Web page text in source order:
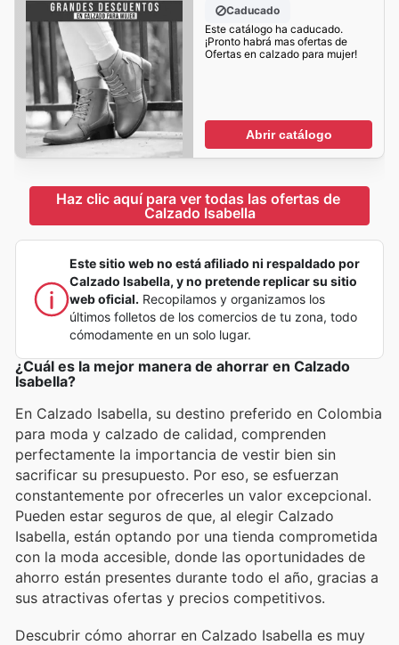
Caducado
Este catálogo ha caducado.
¡Pronto habrá mas ofertas de
Ofertas en calzado para mujer!
Abrir catálogo
Haz clic aquí para ver todas las ofertas de
Calzado Isabella
Este sitio web no está afiliado ni respaldado por
Calzado Isabella, y no pretende replicar su sitio
web oficial. Recopilamos y organizamos los
últimos folletos de los comercios de tu zona, todo
cómodamente en un solo lugar.
¿Cuál es la mejor manera de ahorrar en Calzado
Isabella?
En Calzado Isabella, su destino preferido en Colombia
para moda y calzado de calidad, comprenden
perfectamente la importancia de vestir bien sin
sacrificar su presupuesto. Por eso, se esfuerzan
constantemente por ofrecerles un valor excepcional.
Pueden estar seguros de que, al elegir Calzado
Isabella, están optando por una tienda comprometida
con la moda accesible, donde las oportunidades de
ahorro están presentes durante todo el año, gracias a
sus atractivas ofertas y precios competitivos.
Descubrir cómo ahorrar en Calzado Isabella es muy